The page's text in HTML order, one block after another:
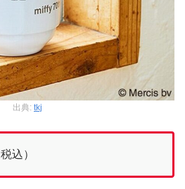
出典: tkj
税込）